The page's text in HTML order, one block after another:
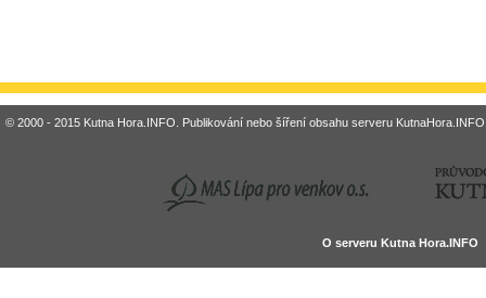
© 2000 - 2015 Kutna Hora.INFO. Publikování nebo šíření obsahu serveru
O serveru Kutna Hora.INFO